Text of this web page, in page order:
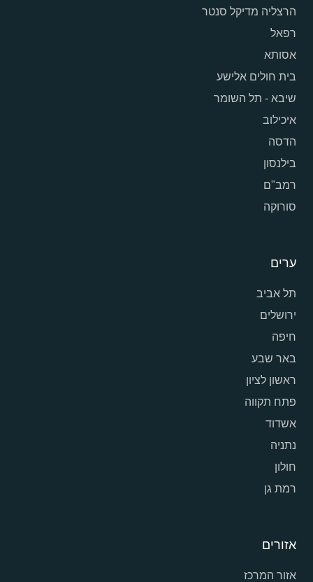
הרצליה מדיקל סנטר
רפאל
אסותא
בית חולים אלישע
שיבא - תל השומר
איכילוב
הדסה
בילנסון
רמב"ם
סורוקה
ערים
תל אביב
ירושלים
חיפה
באר שבע
ראשון לציון
פתח תקווה
אשדוד
נתניה
חולון
רמת גן
אזורים
אזור המרכז